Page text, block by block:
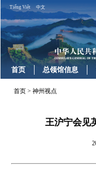
Tiếng Việt 中文
首页 总领馆信息
首页 >神州视点
王沪宁会见